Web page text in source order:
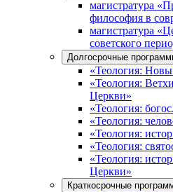
магистратура
философия в
магистратура
советского
Долгосрочные
«Теология:
«Теология:
Церкви»
«Теология:
«Теология:
«Теология:
«Теология:
«Теология:
Церкви»
Краткосрочные